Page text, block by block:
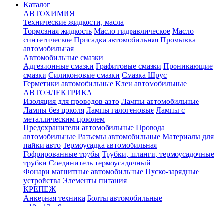
Каталог
АВТОХИМИЯ
Технические жидкости, масла
Тормозная жидкость Масло гидравлическое Масло
синтетическое Присадка автомобильная Промывка
автомобильная
Автомобильные смазки
Адгезионные смазки Графитовые смазки Проникающие
смазки Силиконовые смазки Смазка Шрус
Герметики автомобильные Клеи автомобильные
АВТОЭЛЕКТРИКА
Изоляция для проводов авто Лампы автомобильные
Лампы без цоколя Лампы галогеновые Лампы с
металлическим цоколем
Предохранители автомобильные Провода
автомобильные Разъемы автомобильные Материалы для
пайки авто Термоусадка автомобильная
Гофрированные трубы Трубки, шланги, термоусадочные
трубки Соединитель термоусадочный
Фонари магнитные автомобильные Пуско-зарядные
устройства Элементы питания
КРЕПЕЖ
Анкерная техника Болты автомобильные